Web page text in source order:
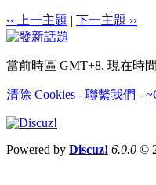
‹‹ 上一主題 | 下一主題 ››
當前時區 GMT+8, 現在時
清除 Cookies - 聯繫我們 -
Powered by Discuz! 6.0.0 ©